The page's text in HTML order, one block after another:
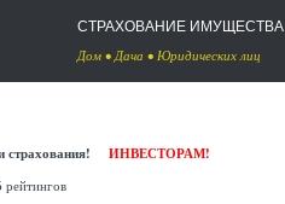
СТРАХОВАНИЕ ИМУЩЕСТВА
Дом •Дача • Юридических лиц
страхования!
ИНВЕСТОРАМ!
рейтингов